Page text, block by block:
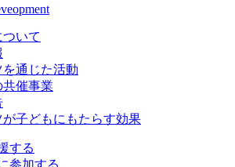
いて
を通じた活動
催事業
が子どもにもたらす効果
する